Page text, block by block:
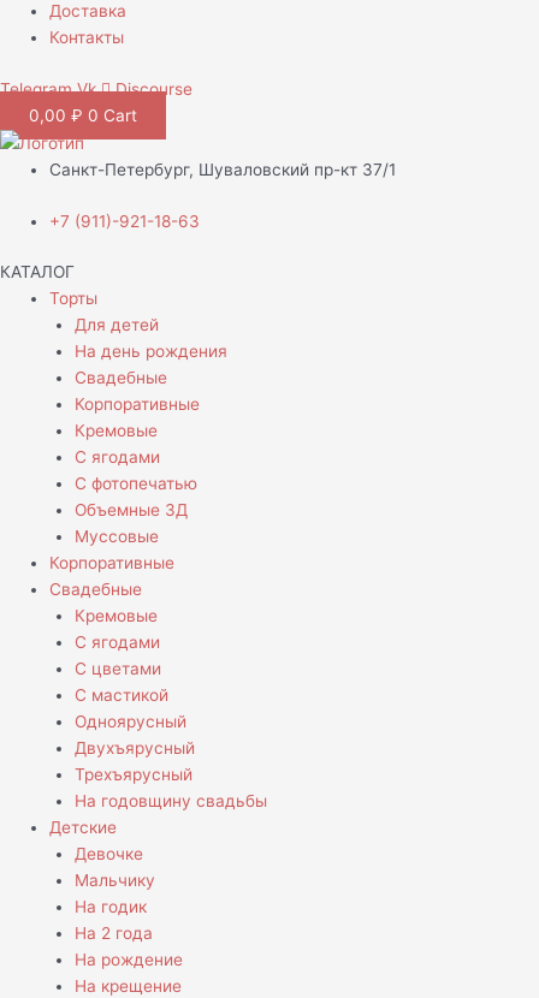
Доставка
Контакты
Telegram Vk
Discourse
0,00 ₽ 0 Cart
Санкт-Петербург, Шуваловский пр-кт 37/1
+7 (911)-921-18-63
КАТАЛОГ
Торты
Для детей
На день рождения
Свадебные
Корпоративные
Кремовые
С ягодами
С фотопечатью
Объемные 3Д
Муссовые
Корпоративные
Свадебные
Кремовые
С ягодами
С цветами
С мастикой
Одноярусный
Двухъярусный
Трехъярусный
На годовщину свадьбы
Детские
Девочке
Мальчику
На годик
На 2 года
На рождение
На крещение